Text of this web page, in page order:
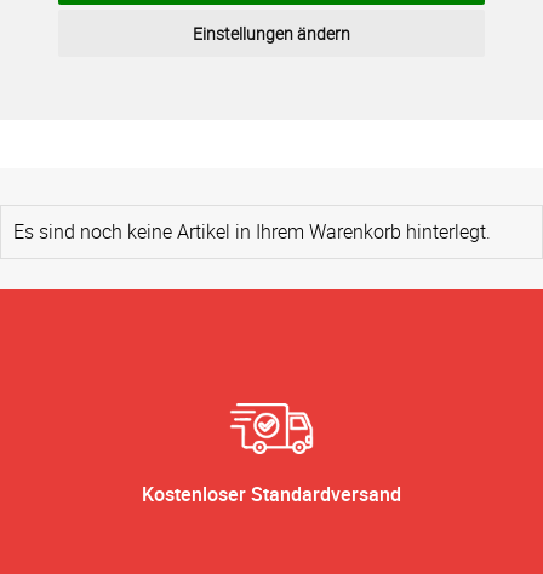
Einstellungen ändern
Es sind noch keine Artikel in Ihrem Warenkorb hinterlegt.
Kostenloser Standardversand